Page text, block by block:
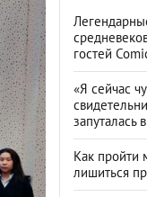
гостей
«Я сейчас
запуталась
Как пройти
лишиться